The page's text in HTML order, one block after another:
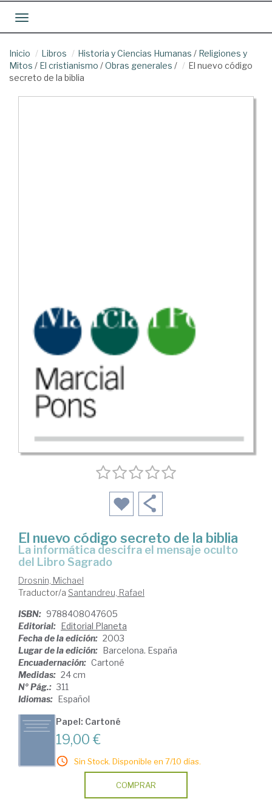
Toggle navigation
Inicio Libros Historia y Ciencias Humanas / Religiones y
Mitos / El cristianismo /Obras generales /
El nuevo código
secreto de la biblia
El nuevo código secreto de la biblia
la informática descifra el mensaje oculto
del Libro Sagrado
Drosnin, Michael
Traductor/a Santandreu, Rafael
ISBN: 9788408047605
Editorial: Editorial Planeta
Fecha de la edición: 2003
Lugar de la edición: Barcelona. España
Encuadernación: Cartoné
Medidas: 24 cm
Nº Pág.: 311
Idiomas: Español
Papel: Cartoné
19,00 €
Sin Stock. Disponible en 7/10 días.
COMPRAR